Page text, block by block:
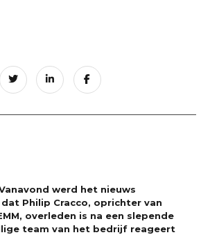
werd het nieuws
Philip Cracco, oprichter van
overleden is na een slepende
team van het bedrijf reageert